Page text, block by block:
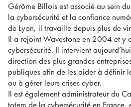
Gérôme Billois est associé au sein
la cybersécurité et la confiance
de Lyon, il travaille depuis plus de
Il a rejoint Wavestone en 2004 et y
cybersécurité. Il intervient
direction des plus grandes
publiques afin de les aider à définir
ou à gérer leurs crises cyber.
Il est également administrateur du
totem de la cybersécurité en France,